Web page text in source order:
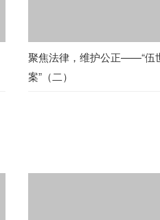
聚焦法律，维护公正——“伍
案”（二）